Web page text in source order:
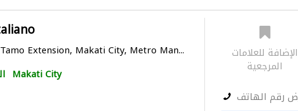
Extension, Makati City, Metro Man...
Makati City
الإضافة للعلامات
المرجعية
رقم الهاتف